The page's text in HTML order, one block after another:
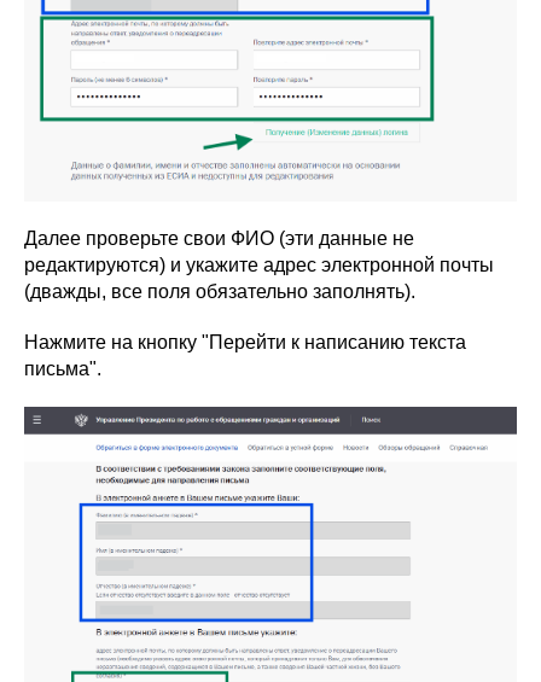
Далее проверьте свои ФИО (эти данные не
редактируются) и укажите адрес электронной почты
(дважды, все поля обязательно заполнять).
Нажмите на кнопку "Перейти к написанию текста
письма".